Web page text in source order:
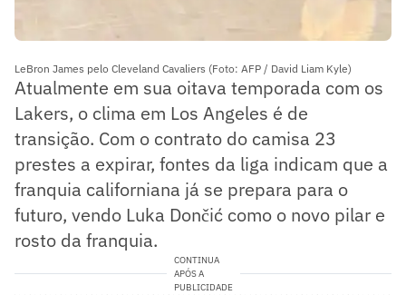
LeBron James pelo Cleveland Cavaliers (Foto: AFP / David Liam Kyle)
Atualmente em sua oitava temporada com os
Lakers, o clima em Los Angeles é de
transição. Com o contrato do camisa 23
prestes a expirar, fontes da liga indicam que a
franquia californiana já se prepara para o
futuro, vendo Luka Dončić como o novo pilar e
rosto da franquia.
CONTINUA
APÓS A
PUBLICIDADE